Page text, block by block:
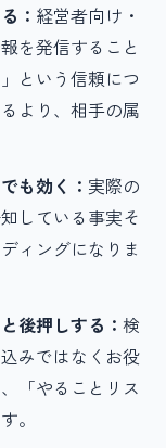
： 経営者向け・
を発信すること
という信頼につ
より、相手の属
も効く： 実際の
している事実そ
ィングになりま
後押しする： 検
みではなくお役
「やることリス
。